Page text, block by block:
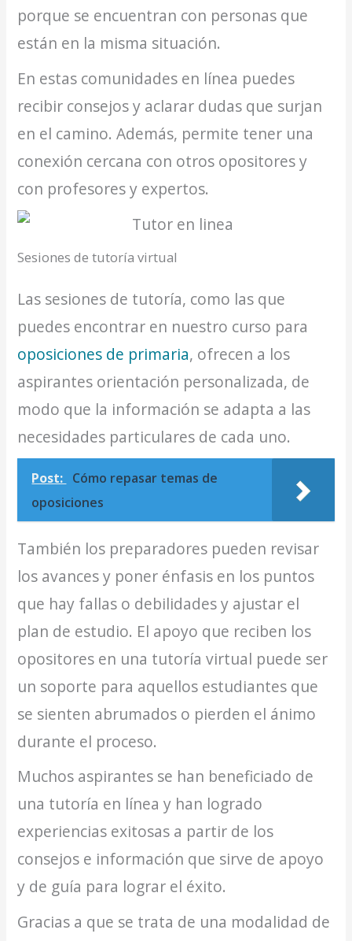
porque se encuentran con personas que
están en la misma situación.
En estas comunidades en línea puedes
recibir consejos y aclarar dudas que surjan
en el camino. Además, permite tener una
conexión cercana con otros opositores y
con profesores y expertos.
Sesiones de tutoría virtual
Las sesiones de tutoría, como las que
puedes encontrar en nuestro curso para
oposiciones de primaria, ofrecen a los
aspirantes orientación personalizada, de
modo que la información se adapta a las
necesidades particulares de cada uno.
Post: Cómo repasar temas de
oposiciones
También los preparadores pueden revisar
los avances y poner énfasis en los puntos
que hay fallas o debilidades y ajustar el
plan de estudio. El apoyo que reciben los
opositores en una tutoría virtual puede ser
un soporte para aquellos estudiantes que
se sienten abrumados o pierden el ánimo
durante el proceso.
Muchos aspirantes se han beneficiado de
una tutoría en línea y han logrado
experiencias exitosas a partir de los
consejos e información que sirve de apoyo
y de guía para lograr el éxito.
Gracias a que se trata de una modalidad de